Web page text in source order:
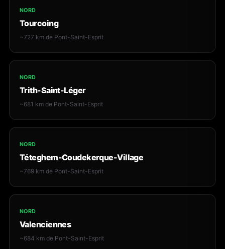
NORD
Tourcoing
~727 km de Pont-Saint-Esprit
NORD
Trith-Saint-Léger
~681 km de Pont-Saint-Esprit
NORD
Téteghem-Coudekerque-Village
~769 km de Pont-Saint-Esprit
NORD
Valenciennes
~684 km de Pont-Saint-Esprit